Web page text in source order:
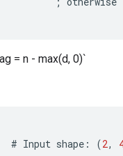
= n - max(d, 0)`
# Input shape : (2,